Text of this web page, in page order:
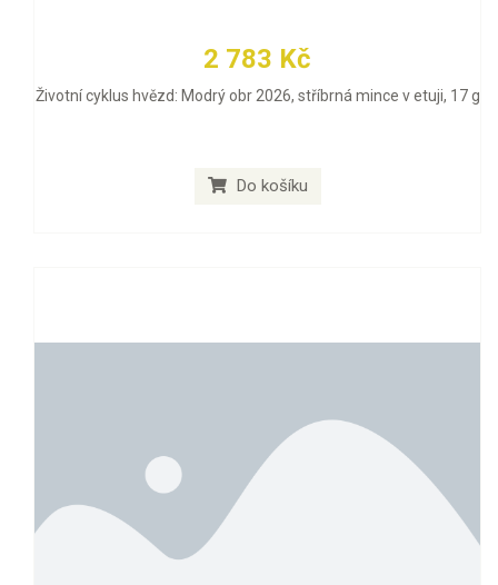
2 783 Kč
Životní cyklus hvězd: Modrý obr 2026, stříbrná mince v etuji, 17 g
Do košíku